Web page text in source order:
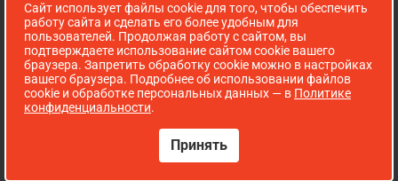
Суббота, Воскресенье: с 8:00 до 16:00
г. Йошкар-Ола, ул. Луначарского, д. 52 А
Тел.: (8362) 41-07-31
Часы работы:
Понедельник – Пятница: с 8:00 до 18:00
Сопровождение сайта WebStroy
Сайт использует файлы cookie для того, чтобы обеспечить
работу сайта и сделать его более удобным для
пользователей. Продолжая работу с сайтом, вы
подтверждаете использование сайтом cookie вашего
браузера. Запретить обработку cookie можно в настройках
вашего браузера. Подробнее об использовании файлов
cookie и обработке персональных данных — в Политике
конфиденциальности.
Принять